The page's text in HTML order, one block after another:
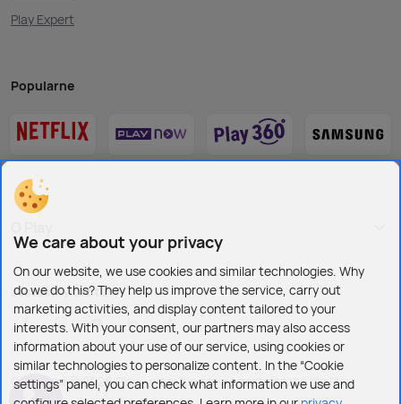
Play Expert
Popularne
Jesteśmy też tu:
Copyright © 2026 Play - wszelkie prawa zastrzeżone dla Play
We care about your privacy
On our website, we use cookies and similar technologies. Why
do we do this? They help us improve the service, carry out
marketing activities, and display content tailored to your
interests. With your consent, our partners may also access
information about your use of our service, using cookies or
similar technologies to personalize content. In the “Cookie
settings” panel, you can check what information we use and